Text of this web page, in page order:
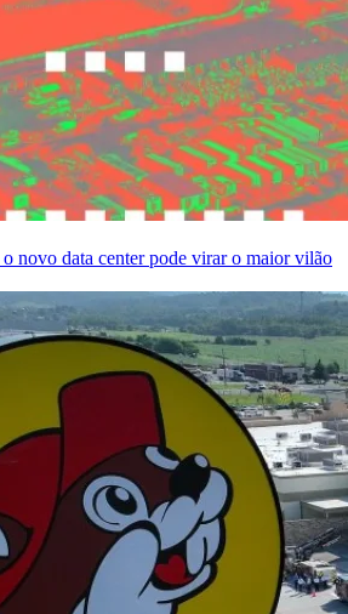
novo data center pode virar o maior vilão